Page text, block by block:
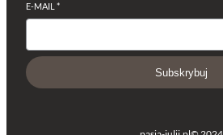
E-MAIL *
Subskrybuj